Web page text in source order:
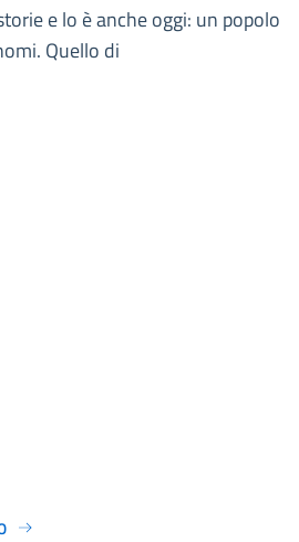
e lo è anche oggi: un popolo
Quello di